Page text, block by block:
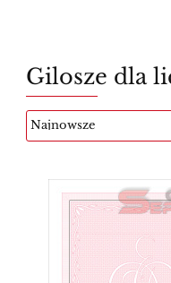
Gilosze dla